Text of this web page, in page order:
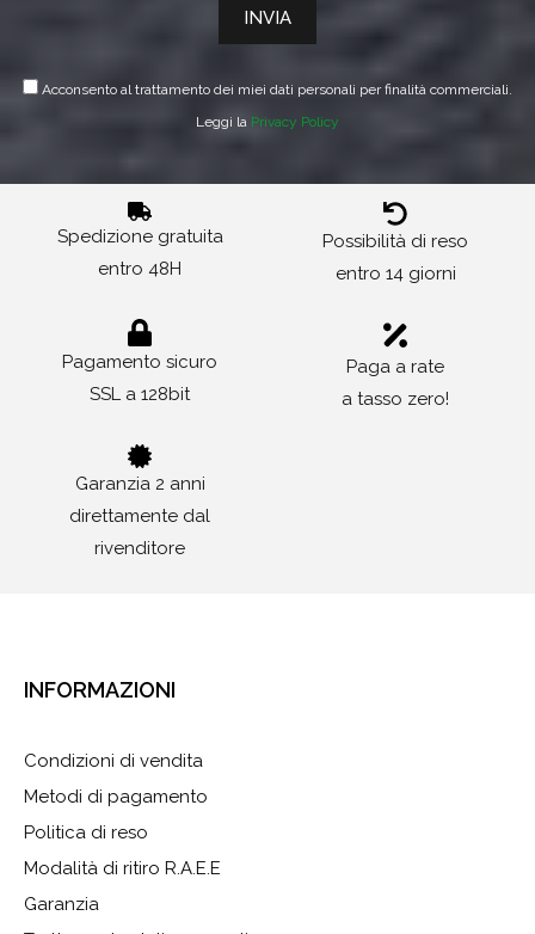
Acconsento al trattamento dei miei dati personali per finalità commerciali.
Leggi la Privacy Policy
Spedizione gratuita
entro 48H
Possibilità di reso
entro 14 giorni
Pagamento sicuro
SSL a 128bit
Paga a rate
a tasso zero!
Garanzia 2 anni
direttamente dal
rivenditore
INFORMAZIONI
Condizioni di vendita
Metodi di pagamento
Politica di reso
Modalità di ritiro R.A.E.E
Garanzia